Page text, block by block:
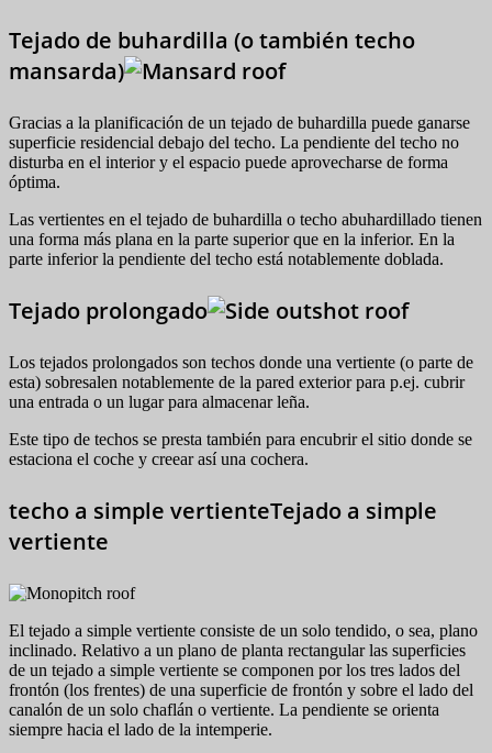
Tejado de buhardilla (o también techo
mansarda)
Gracias a la planificación de un tejado de buhardilla puede ganarse
superficie residencial debajo del techo. La pendiente del techo no
disturba en el interior y el espacio puede aprovecharse de forma
óptima.
Las vertientes en el tejado de buhardilla o techo abuhardillado tienen
una forma más plana en la parte superior que en la inferior. En la
parte inferior la pendiente del techo está notablemente doblada.
Tejado prolongado
Los tejados prolongados son techos donde una vertiente (o parte de
esta) sobresalen notablemente de la pared exterior para p.ej. cubrir
una entrada o un lugar para almacenar leña.
Este tipo de techos se presta también para encubrir el sitio donde se
estaciona el coche y creear así una cochera.
techo a simple vertienteTejado a simple
vertiente
El tejado a simple vertiente consiste de un solo tendido, o sea, plano
inclinado. Relativo a un plano de planta rectangular las superficies
de un tejado a simple vertiente se componen por los tres lados del
frontón (los frentes) de una superficie de frontón y sobre el lado del
canalón de un solo chaflán o vertiente. La pendiente se orienta
siempre hacia el lado de la intemperie.